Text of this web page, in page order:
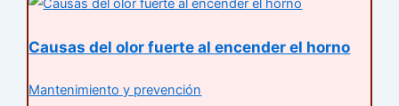
Causas del olor fuerte al encender el horno
Mantenimiento y prevención